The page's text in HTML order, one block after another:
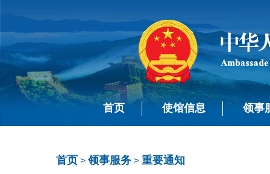
首页 使馆信息 领事
首页 >领事服务 > 重要通知